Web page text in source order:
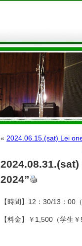
« 2024.06.15.(sat) Lei
2024.08.31.(sat)
2024”
【時間】12：30/13：00
【料金】￥1,500（学生￥